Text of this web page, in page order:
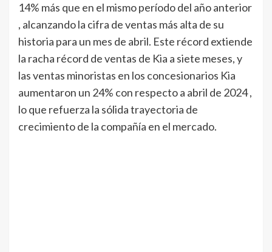
14% más que en el mismo período del año anterior
, alcanzando la cifra de ventas más alta de su
historia para un mes de abril. Este récord extiende
la racha récord de ventas de Kia a siete meses, y
las ventas minoristas en los concesionarios Kia
aumentaron un 24% con respecto a abril de 2024 ,
lo que refuerza la sólida trayectoria de
crecimiento de la compañía en el mercado.